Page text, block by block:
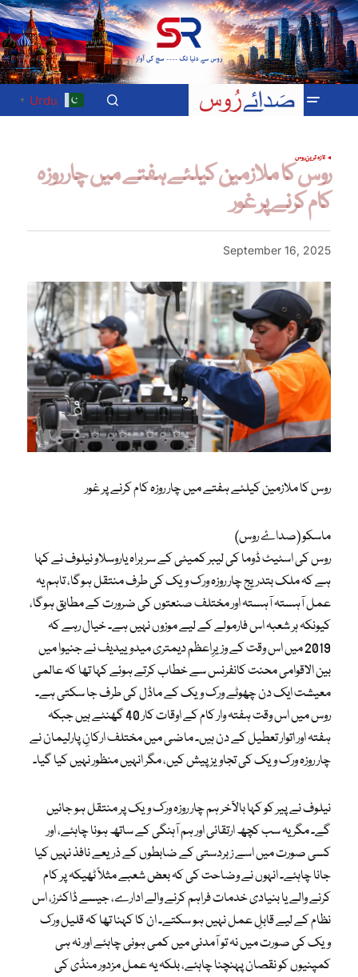
Urdu
▼
تازہ ترینروس
روس کا ملازمین کیلئے ہفتے میں چار روزہ
کام کرنے پر غور
September 16, 2025
روس کا ملازمین کیلئے ہفتے میں چار روزہ کام کرنے پر غور
ماسکو (صداۓ روس)
روس کی اسٹیٹ ڈوما کی لیبر کمیٹی کے سربراہ یاروسلاو نیلوف نے کہا
ہے کہ ملک بتدریج چار روزہ ورک ویک کی طرف منتقل ہوگا، تاہم یہ
عمل آہستہ آہستہ اور مختلف صنعتوں کی ضرورت کے مطابق ہوگا،
کیونکہ ہر شعبہ اس فارمولے کے لیے موزوں نہیں ہے۔ خیال رہے کہ
2019 میں اس وقت کے وزیرِاعظم دیمتری میدوییدیف نے جنیوا میں
بین الاقوامی محنت کانفرنس سے خطاب کرتے ہوئے کہا تھا کہ عالمی
معیشت ایک دن چھوٹے ورک ویک کے ماڈل کی طرف جا سکتی ہے۔
روس میں اس وقت ہفتہ وار کام کے اوقات کار 40 گھنٹے ہیں جبکہ
ہفتہ اور اتوار تعطیل کے دن ہیں۔ ماضی میں مختلف ارکانِ پارلیمان نے
چار روزہ ورک ویک کی تجاویز پیش کیں، مگر انہیں منظور نہیں کیا گیا۔
نیلوف نے پیر کو کہا بالآخر ہم چار روزہ ورک ویک پر منتقل ہو جائیں
گے۔ مگر یہ سب کچھ ارتقائی اور ہم آہنگی کے ساتھ ہونا چاہئے، اور
کسی صورت میں اسے زبردستی کے ضابطوں کے ذریعے نافذ نہیں کیا
جانا چاہئے۔ انہوں نے وضاحت کی کہ بعض شعبے مثلاً ٹھیکہ پر کام
کرنے والے یا بنیادی خدمات فراہم کرنے والے ادارے، جیسے ڈاکٹرز، اس
نظام کے لیے قابلِ عمل نہیں ہو سکتے۔ ان کا کہنا تھا کہ قلیل ورک
ویک کی صورت میں نہ تو آمدنی میں کمی ہونی چاہئے اور نہ ہی
کمپنیوں کو نقصان پہنچنا چاہئے، بلکہ یہ عمل مزدور منڈی کی